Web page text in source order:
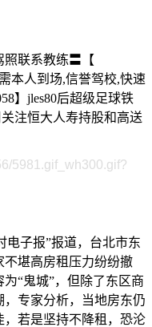
照联系教练〓【
本人到场,信誉驾校,快速
】jles80后超级足球铁
注恒大人寿持股和高送
5981.gif_wh300.gif?
子报”报道，台北市东
不堪高房租压力纷纷撤
“鬼城”，但除了东区商
专家分析，当地房东仍
若是坚持不降租，恐沦